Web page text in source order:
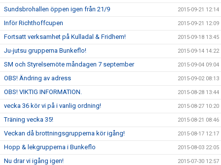
Sundsbrohallen öppen igen från 21/9 2015-09-21 12:14
Inför Richthoffcupen 2015-09-21 12:09
Fortsatt verksamhet på Kulladal & Fridhem! 2015-09-18 13:45
Ju-jutsu grupperna Bunkeflo! 2015-09-14 14:22
SM och Styrelsemöte måndagen 7 september 2015-09-04 09:04
OBS! Ändring av adress 2015-09-02 08:13
OBS! VIKTIG INFORMATION. 2015-08-28 13:44
vecka 36 kör vi på i vanlig ordning! 2015-08-27 10:20
Träning vecka 35! 2015-08-21 08:46
Veckan då brottningsgrupperna kör igång! 2015-08-17 12:17
Hopp & lekgrupperna i Bunkeflo 2015-08-03 22:05
Nu drar vi igång igen! 2015-07-30 12:57